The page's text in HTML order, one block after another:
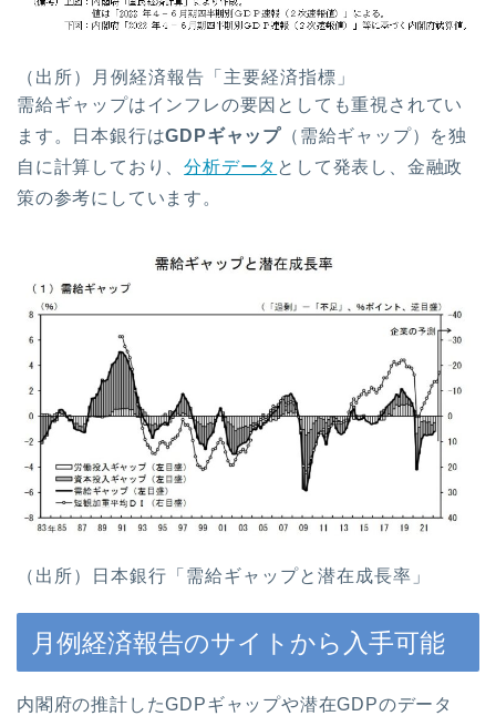
（出所）月例経済報告「主要経済指標」
需給ギャップはインフレの要因としても重視されてい
ます。日本銀行はGDPギャップ （需給ギャップ）を独
自に計算しており、分析データ として発表し、金融政
策の参考にしています。
（出所）日本銀行「需給ギャップと潜在成長率」
月例経済報告のサイトから入手可能
内閣府の推計したGDPギャップや潜在GDPのデータ